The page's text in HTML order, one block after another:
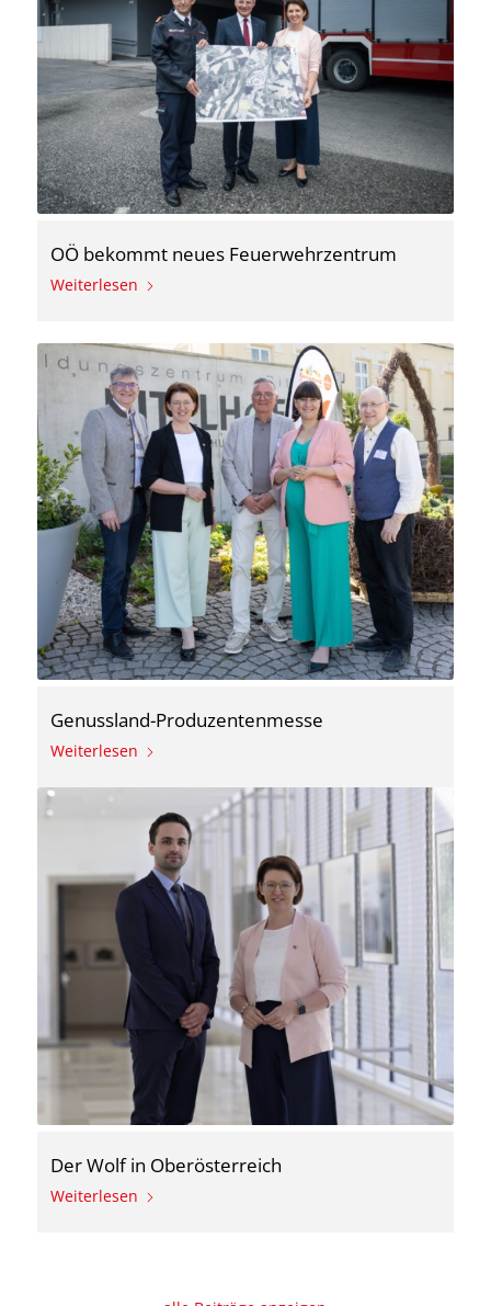
OÖ bekommt neues Feuerwehrzentrum
Weiterlesen
Genussland-Produzentenmesse
Weiterlesen
Der Wolf in Oberösterreich
Weiterlesen